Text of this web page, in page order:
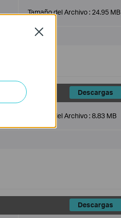
Tamaño del Archivo : 24.95 MB
Descargas
Tamaño del Archivo :8.83 MB
Descargas
Close